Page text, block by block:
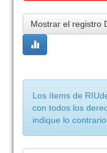
Mostrar el registro
Los ítems de
con todos los
indique lo contrario.